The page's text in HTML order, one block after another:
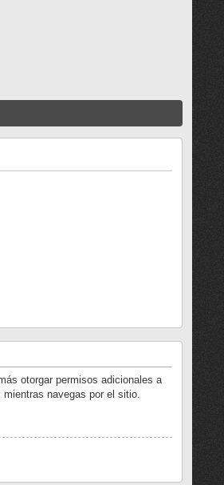
otorgar permisos adicionales a
navegas por el sitio.